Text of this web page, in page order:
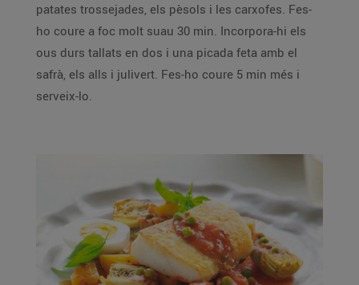
patates trossejades, els pèsols i les carxofes. Fes-
ho coure a foc molt suau 30 min. Incorpora-hi els
ous durs tallats en dos i una picada feta amb el
safrà, els alls i julivert. Fes-ho coure 5 min més i
serveix-lo.